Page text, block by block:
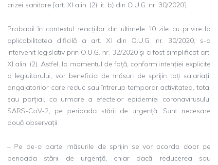
crizei sanitare [art. XI alin. (2) lit. b) din O.U.G. nr. 30/2020].
Probabil în contextul reacțiilor din ultimele 10 zile cu privire la
aplicabilitatea dificilă a art. XI din O.U.G. nr. 30/2020, s-a
intervenit legislativ prin O.U.G. nr. 32/2020 și a fost simplificat art.
XI alin. (2). Astfel, la momentul de față, conform intenției explicite
a legiuitorului, vor beneficia de măsuri de sprijin toți salariații
angajatorilor care reduc sau întrerup temporar activitatea, total
sau parțial, ca urmare a efectelor epidemiei coronavirusului
SARS-CoV-2, pe perioada stării de urgență. Sunt necesare
două observații:
– Pe de-o parte, măsurile de sprijin se vor acorda doar pe
perioada stării de urgență, chiar dacă reducerea sau